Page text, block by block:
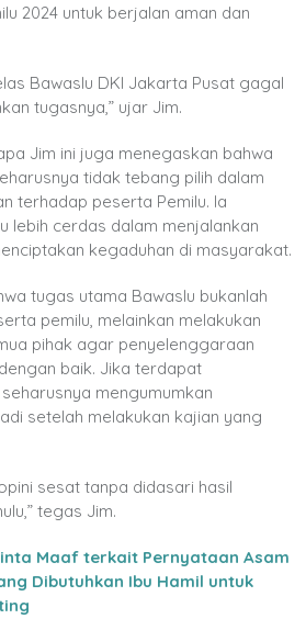
2024 untuk berjalan aman dan
Bawaslu DKI Jakarta Pusat gagal
tugasnya,” ujar Jim.
Jim ini juga menegaskan bahwa
tidak tebang pilih dalam
terhadap peserta Pemilu. Ia
lebih cerdas dalam menjalankan
kegaduhan di masyarakat.
tugas utama Bawaslu bukanlah
pemilu, melainkan melakukan
pihak agar penyelenggaraan
baik. Jika terdapat
mengumumkan
setelah melakukan kajian yang
sesat tanpa didasari hasil
tegas Jim.
Maaf terkait Pernyataan Asam
Dibutuhkan Ibu Hamil untuk